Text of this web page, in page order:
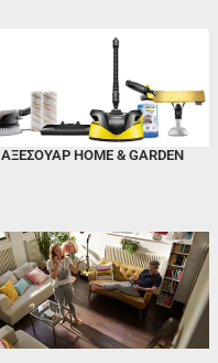
ΑΞΕΣΟΥΑΡ HOME & GARDEN